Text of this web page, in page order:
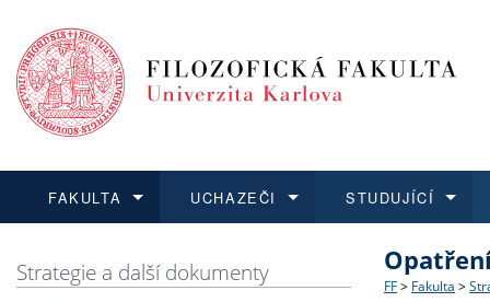
FAKULTA
Struktura
UCHAZEČI
Co
STUDUJÍCÍ
O vědě a
Aktuální
Strategie a další dokumenty FF > Fakulta >